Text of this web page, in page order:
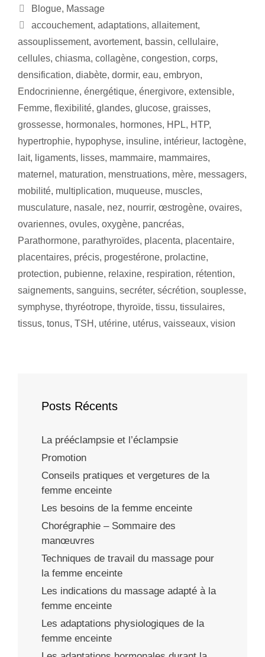
Blogue, Massage
accouchement, adaptations, allaitement,
assouplissement, avortement, bassin, cellulaire,
cellules, chiasma, collagène, congestion, corps,
densification, diabète, dormir, eau, embryon,
Endocrinienne, énergétique, énergivore, extensible,
Femme, flexibilité, glandes, glucose, graisses,
grossesse, hormonales, hormones, HPL, HTP,
hypertrophie, hypophyse, insuline, intérieur, lactogène,
lait, ligaments, lisses, mammaire, mammaires,
maternel , maturation, menstruations, mère, messagers,
mobilité, multiplication, muqueuse, muscles,
musculature, nasale, nez, nourrir, œstrogène, ovaires,
ovariennes, ovules, oxygène, pancréas,
Parathormone, parathyroïdes, placenta, placentaire,
placentaires, précis, progestérone, prolactine,
protection, pubienne, relaxine, respiration, rétention,
saignements, sanguins, secréter, sécrétion, souplesse,
symphyse, thyréotrope, thyroïde, tissu, tissulaires,
tissus, tonus, TSH , utérine, utérus, vaisseaux, vision
Posts Récents
La prééclampsie et l’éclampsie
Promotion
Conseils pratiques et vergetures de la
femme enceinte
Les besoins de la femme enceinte
Chorégraphie – Sommaire des
manœuvres
Techniques de travail du massage pour
la femme enceinte
Les indications du massage adapté à la
femme enceinte
Les adaptations physiologiques de la
femme enceinte